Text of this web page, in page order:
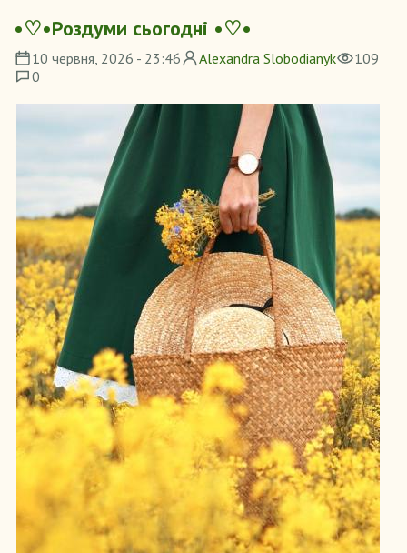
•♡•Роздуми сьогодні •♡•
10 червня, 2026 - 23:46 Alexandra Slobodianyk
109
0